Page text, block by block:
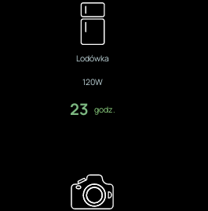
Lodówka
120W
23 godz.